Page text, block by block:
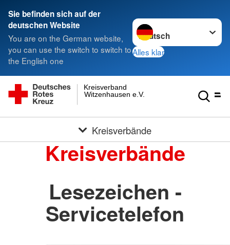
Sie befinden sich auf der
deutschen Website
You are on the German website,
you can use the switch to switch to
the English one
Sprache wechseln zu
Alles klar
Witzenhausen e.V.
Kreisverband
Kreisverbände
Kreisverbände
Lesezeichen -
Servicetelefon